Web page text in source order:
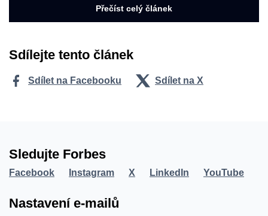
Přečíst celý článek
Sdílejte tento článek
Sdílet na Facebooku Sdílet na X
Sledujte Forbes
Facebook Instagram X LinkedIn YouTube
Nastavení e-mailů